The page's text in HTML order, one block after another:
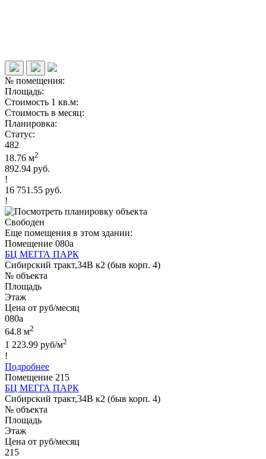
№ помещения:
Площадь:
Стоимость 1 кв.м:
Стоимость в месяц:
Планировка:
Статус:
482
18.76 м2
892.94 руб.
!
16 751.55 руб.
!
Свободен
Еще помещения в этом здании:
Помещение 080а
БЦ МЕГГА ПАРК
Сибирский тракт,34В к2 (быв корп. 4)
№ объекта
Площадь
Этаж
Цена от руб/месяц
080а
64.8 м2
1 223.99 руб/м2
!
Подробнее
Помещение 215
БЦ МЕГГА ПАРК
Сибирский тракт,34В к2 (быв корп. 4)
№ объекта
Площадь
Этаж
Цена от руб/месяц
215